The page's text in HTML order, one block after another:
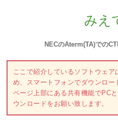
みえ
NECのAterm(TA)での
ここで紹介しているソフトウェ
め、スマートフォンでダウンロー
ページ上部にある共有機能でPC
ウンロードをお願い致します。